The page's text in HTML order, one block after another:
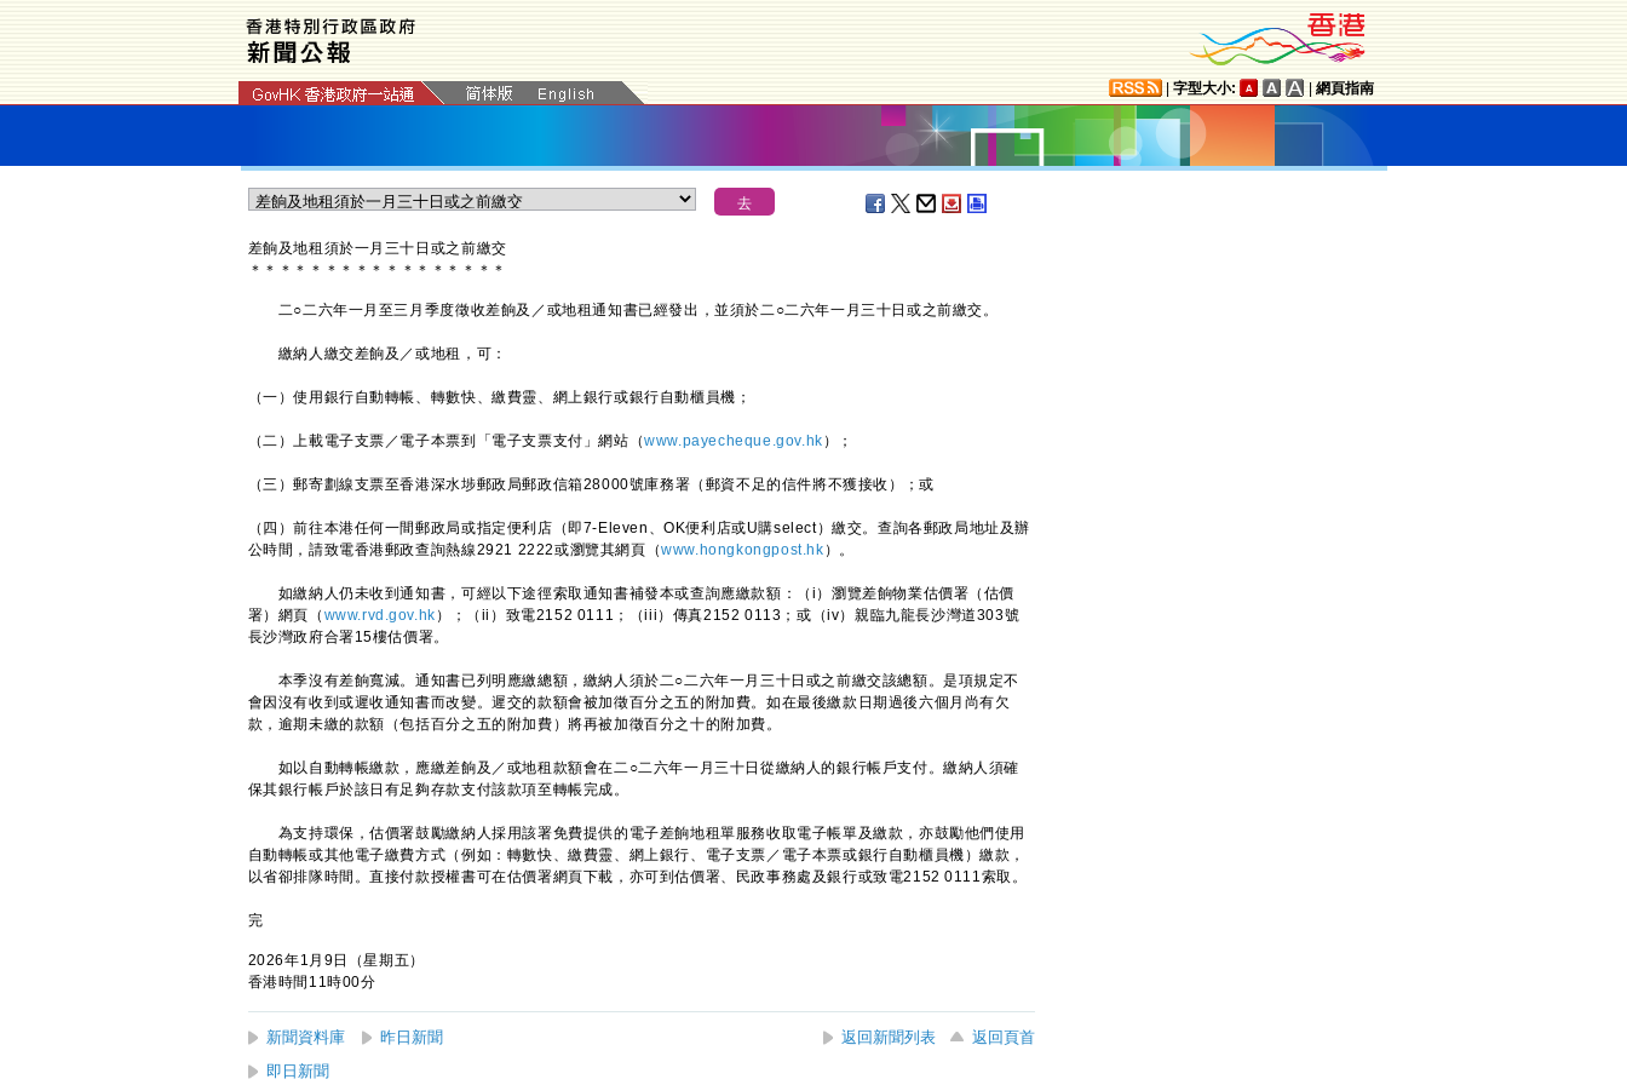
字型大小: 網頁指南
差餉及地租須於一月三十日或之前繳交
＊ ＊ ＊ ＊ ＊ ＊ ＊ ＊ ＊ ＊ ＊ ＊ ＊ ＊ ＊ ＊ ＊
二○二六年一月至三月季度徵收差餉及／或地租通知書已經發出，並須於二○二六年一月三十日或之前繳交。
繳納人繳交差餉及／或地租，可：
（一）使用銀行自動轉帳、轉數快、繳費靈、網上銀行或銀行自動櫃員機；
（二）上載電子支票／電子本票到「電子支票支付」網站（www.payecheque.gov.hk ）；
（三）郵寄劃線支票至香港深水埗郵政局郵政信箱28000號庫務署（郵資不足的信件將不獲接收）；或
（四）前往本港任何一間郵政局或指定便利店（即7-Eleven、OK便利店或U購select）繳交。查詢各郵政局地址及辦
公時間，請致電香港郵政查詢熱線2921 2222或瀏覽其網頁（www.hongkongpost.hk ）。
如繳納人仍未收到通知書，可經以下途徑索取通知書補發本或查詢應繳款額：（i）瀏覽差餉物業估價署（估價
署）網頁（ www.rvd.gov.hk ）；（ii）致電2152 0111；（iii）傳真2152 0113；或（iv）親臨九龍長沙灣道303號
長沙灣政府合署15樓估價署。
本季沒有差餉寬減。通知書已列明應繳總額，繳納人須於二○二六年一月三十日或之前繳交該總額。是項規定不
會因沒有收到或遲收通知書而改變。遲交的款額會被加徵百分之五的附加費。如在最後繳款日期過後六個月尚有欠
款，逾期未繳的款額（包括百分之五的附加費）將再被加徵百分之十的附加費。
如以自動轉帳繳款，應繳差餉及／或地租款額會在二○二六年一月三十日從繳納人的銀行帳戶支付。繳納人須確
保其銀行帳戶於該日有足夠存款支付該款項至轉帳完成。
為支持環保，估價署鼓勵繳納人採用該署免費提供的電子差餉地租單服務收取電子帳單及繳款，亦鼓勵他們使用
自動轉帳或其他電子繳費方式（例如：轉數快、繳費靈、網上銀行、電子支票／電子本票或銀行自動櫃員機）繳款，
以省卻排隊時間。直接付款授權書可在估價署網頁下載，亦可到估價署、民政事務處及銀行或致電2152 0111索取。
完
2026年1月9日（星期五）
香港時間11時00分
新聞資料庫 昨日新聞 返回新聞列表
返回頁首
即日新聞